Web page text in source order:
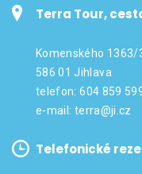
Terra Tour,
Komenského 1363/
586 01 Jihlava
telefon: 604 859
e-mail: terra@ji.cz
Telefonické